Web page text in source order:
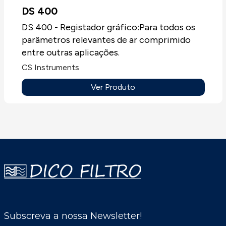
caudal, até 224 m/s.
ajustado.
DS 400
DS 400 - Registador gráfico:Para todos os
parâmetros relevantes de ar comprimido
entre outras aplicações.
CS Instruments
Ver Produto